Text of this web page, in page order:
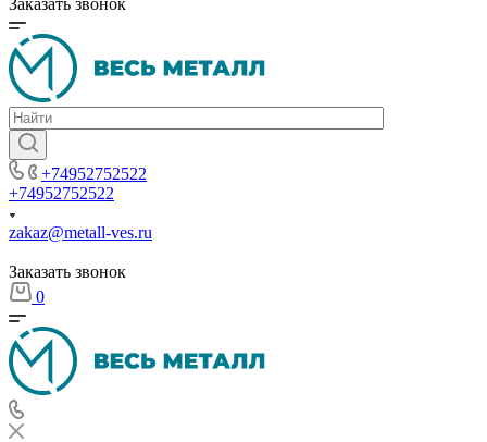
Заказать звонок
+74952752522
+74952752522
zakaz@metall-ves.ru
Заказать звонок
0